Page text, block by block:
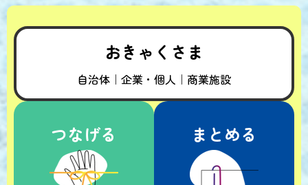
おきゃくさま
自治体｜企業・個人｜商業施設
つなげる まとめる